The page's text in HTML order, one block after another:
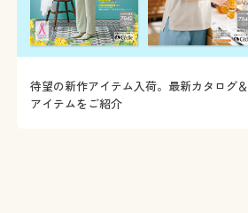
待望の新作アイテム入荷。最新カタログ＆
アイテムをご紹介